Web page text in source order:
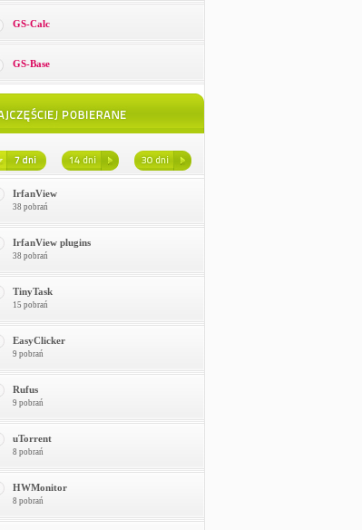
GS-Calc
GS-Base
IrfanView
38 pobrań
IrfanView plugins
38 pobrań
TinyTask
15 pobrań
EasyClicker
9 pobrań
Rufus
9 pobrań
uTorrent
8 pobrań
HWMonitor
8 pobrań